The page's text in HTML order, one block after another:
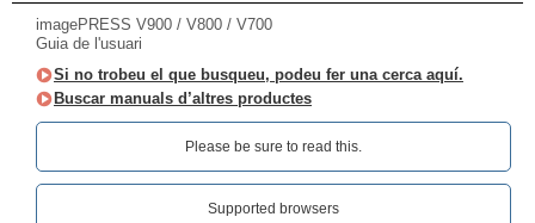
imagePRESS V900 / V800 / V700
Guia de l'usuari
Si no trobeu el que busqueu, podeu fer una cerca aquí.
Buscar manuals d’altres productes
Please be sure to read this.‎
Supported browsers